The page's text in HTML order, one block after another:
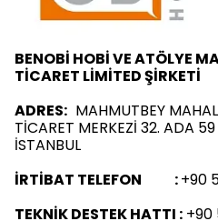
BENOBİ HOBİ VE ATÖLYE
TİCARET LİMİTED ŞİRKETİ
ADRES: MAHMUTBEY
TİCARET MERKEZİ 32. ADA
İSTANBUL
İRTİBAT TELEFON :+90
TEKNİK DESTEK HATTI : +90